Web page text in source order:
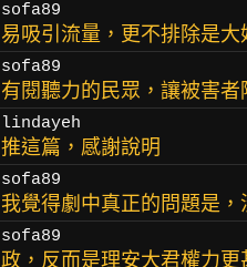
sofa89
易吸引流量，更不排除是
sofa89
有閱聽力的民眾，讓被害者
lindayeh
推這篇，感謝說明
sofa89
我覺得劇中真正的問題是
sofa89
政，反而是理安大君權力